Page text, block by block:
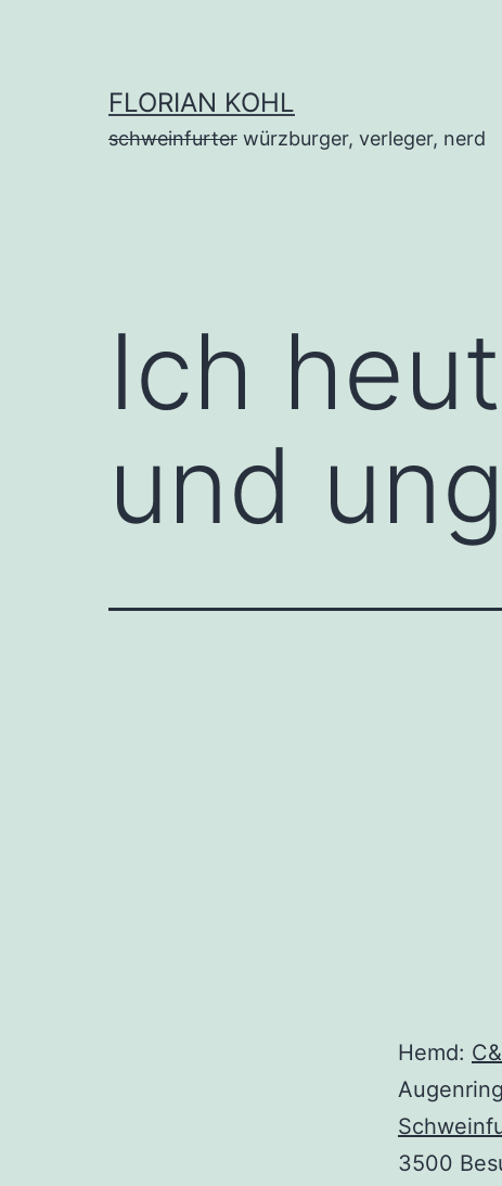
FLORIAN KOHL
schweinfurter würzburger, verleger, nerd
Ich
und
Hemd:
3500